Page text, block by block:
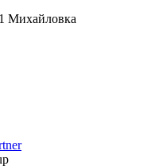
Михайловка